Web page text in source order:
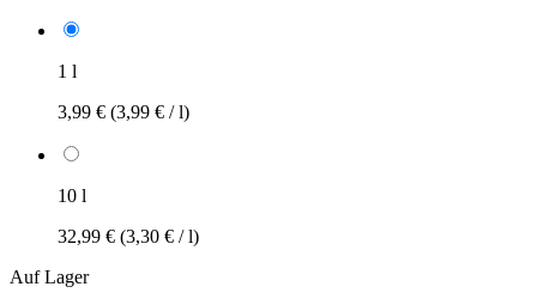
1 l
3,99 € (3,99 € / l)
10 l
32,99 € (3,30 € / l)
Auf Lager